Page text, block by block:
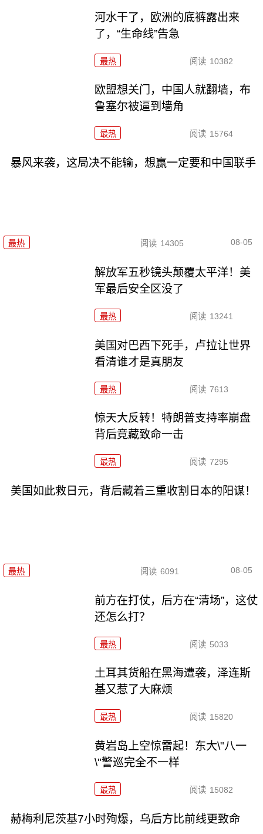
河水干了，欧洲的底裤露出来
了，“生命线”告急
最热 阅读 10382
欧盟想关门，中国人就翻墙，布
鲁塞尔被逼到墙角
最热 阅读 15764
暴风来袭，这局决不能输，想赢一定要和中国联手
最热 阅读 14305 08-05
解放军五秒镜头颠覆太平洋！美
军最后安全区没了
最热 阅读 13241
美国对巴西下死手，卢拉让世界
看清谁才是真朋友
最热 阅读 7613
惊天大反转！特朗普支持率崩盘
背后竟藏致命一击
最热 阅读 7295
美国如此救日元，背后藏着三重收割日本的阳谋！
最热 阅读 6091 08-05
前方在打仗，后方在“清场”，这仗
还怎么打？
最热 阅读 5033
土耳其货船在黑海遭袭，泽连斯
基又惹了大麻烦
最热 阅读 15820
黄岩岛上空惊雷起！东大\"八一
\"警巡完全不一样
最热 阅读 15082
赫梅利尼茨基7小时殉爆，乌后方比前线更致命